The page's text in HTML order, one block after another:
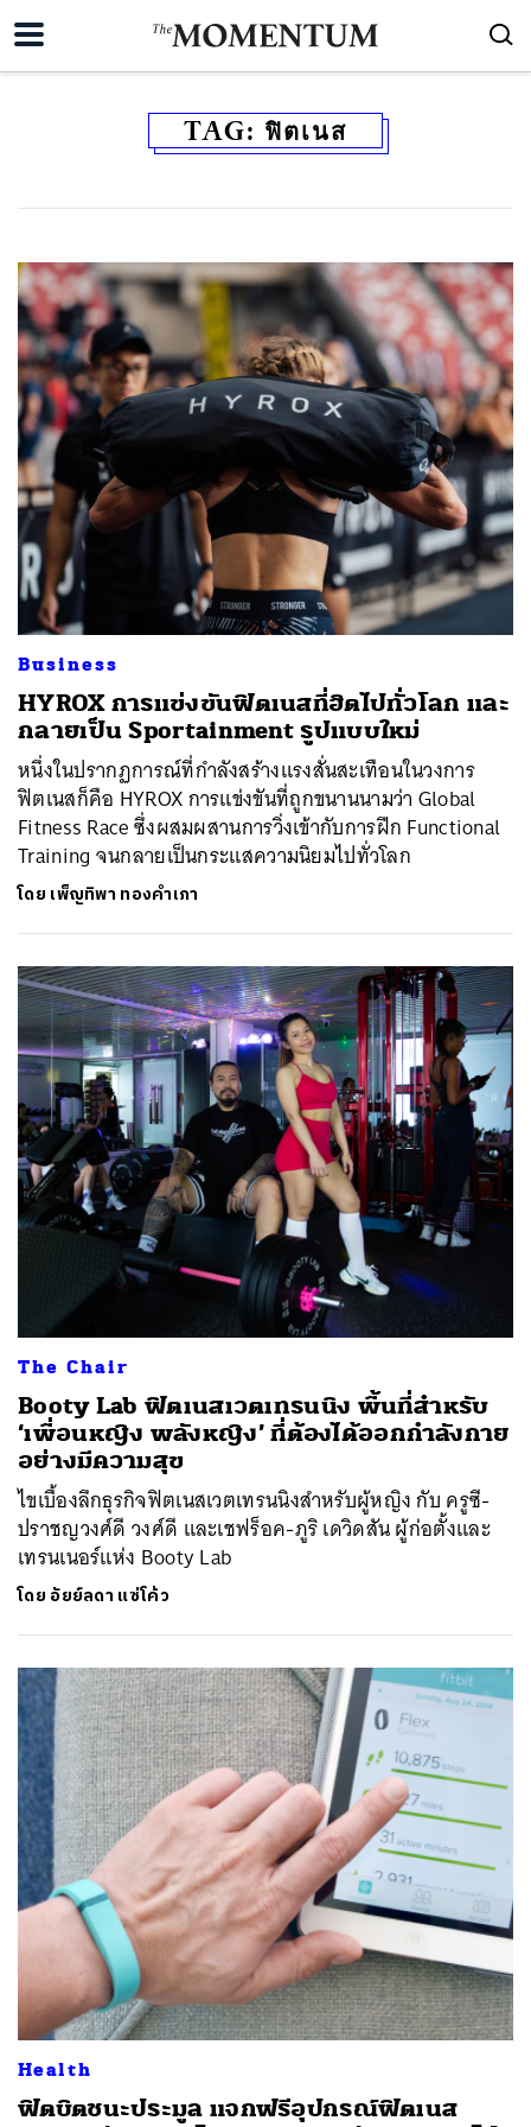
TAG: ฟิตเนส
Business
HYROX การแข่งขันฟิตเนสที่ฮิตไปทั่วโลก และ
กลายเป็น Sportainment รูปแบบใหม่
หนึ่งในปรากฏการณ์ที่กำลังสร้างแรงสั่นสะเทือนในวงการ
ฟิตเนสก็คือ HYROX การแข่งขันที่ถูกขนานนามว่า Global
Fitness Race ซึ่งผสมผสานการวิ่งเข้ากับการฝึก Functional
Training จนกลายเป็นกระแสความนิยมไปทั่วโลก
โดย เพ็ญทิพา ทองคำเภา
The Chair
Booty Lab ฟิตเนสเวตเทรนนิง พื้นที่สำหรับ
‘เพื่อนหญิง พลังหญิง’ ที่ต้องได้ออกกำลังกาย
อย่างมีความสุข
ไขเบื้องลึกธุรกิจฟิตเนสเวตเทรนนิงสำหรับผู้หญิง กับ ครูซี-
ปราชญวงศ์ดี วงศ์ดี และเชฟร็อค-ภูริ เดวิดสัน ผู้ก่อตั้งและ
เทรนเนอร์แห่ง Booty Lab
โดย อัยย์ลดา แซ่โค้ว
Health
ฟิตบิตชนะประมูล แจกฟรีอุปกรณ์ฟิตเนส
TWEET LINE